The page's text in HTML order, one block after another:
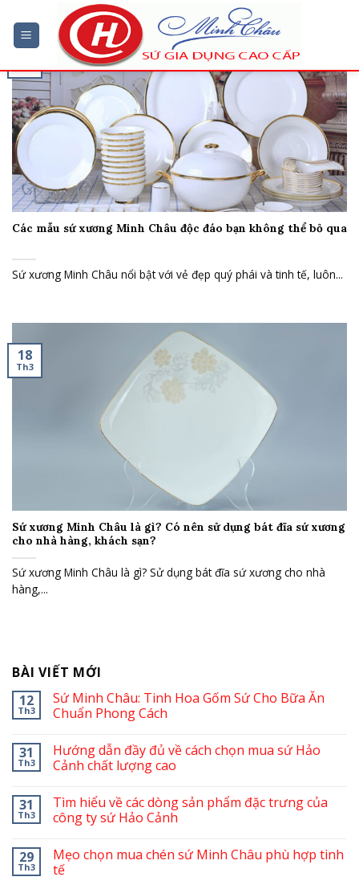
đến
nội
dung
Các mẫu sứ xương Minh Châu độc đáo bạn không thể bỏ qua
Sứ xương Minh Châu nổi bật với vẻ đẹp quý phái và tinh tế, luôn...
Sứ xương Minh Châu là gì? Có nên sử dụng bát đĩa sứ xương
cho nhà hàng, khách sạn?
Sứ xương Minh Châu là gì? Sử dụng bát đĩa sứ xương cho nhà
hàng,...
18
Th3
BÀI VIẾT MỚI
12
Th3
Sứ Minh Châu: Tinh Hoa Gốm Sứ Cho Bữa Ăn
Chuẩn Phong Cách
31
Th3
Hướng dẫn đầy đủ về cách chọn mua sứ Hảo
Cảnh chất lượng cao
31
Th3
Tìm hiểu về các dòng sản phẩm đặc trưng của
công ty sứ Hảo Cảnh
29
Th3
Mẹo chọn mua chén sứ Minh Châu phù hợp tinh
tế